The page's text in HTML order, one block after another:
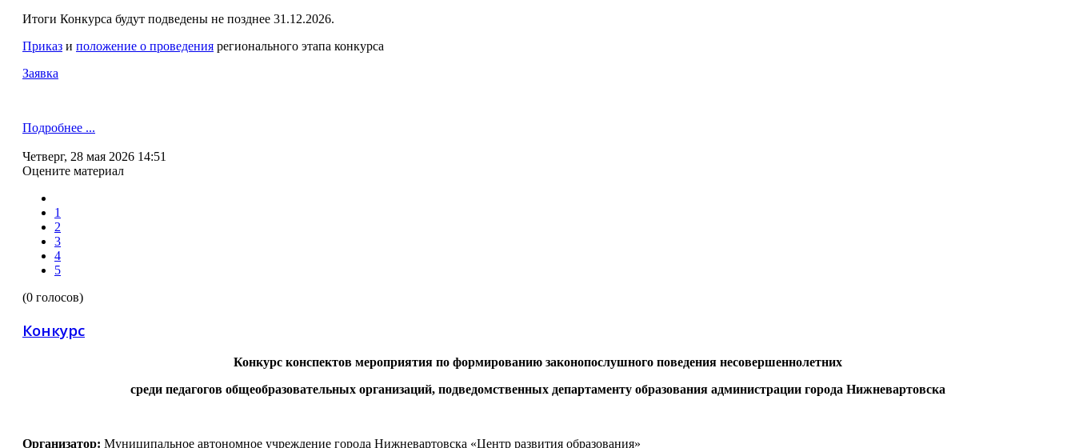
Итоги Конкурса будут подведены не позднее 31.12.2026.
Приказ и положение о проведения регионального этапа конкурса
Заявка
Подробнее ...
Четверг, 28 мая 2026 14:51
Оцените материал
1
2
3
4
5
(0 голосов)
Конкурс
Конкурс конспектов мероприятия по формированию законопослушного поведения несовершеннолетних
среди педагогов общеобразовательных организаций, подведомственных департаменту образования администрации города Нижневартовска
Организатор: Муниципальное автономное учреждение города Нижневартовска «Центр развития образования»